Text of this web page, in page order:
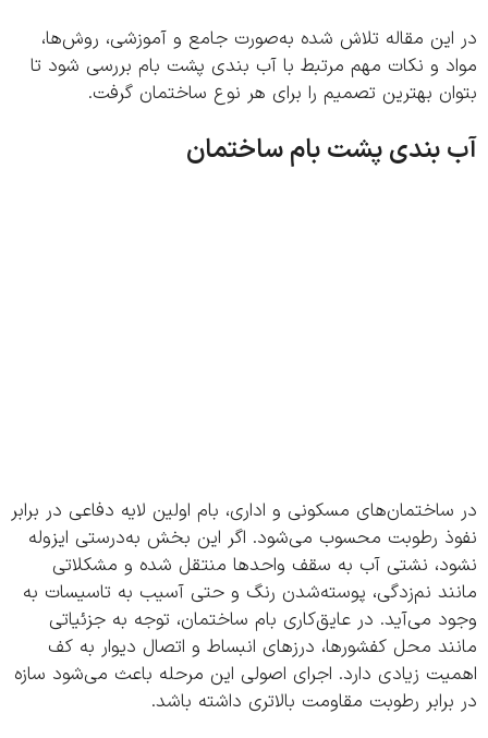
مقاله تلاش شده به‌صورت جامع و آموزشی، روش‌ها،
و نکات مهم مرتبط با آب بندی پشت بام بررسی شود تا
بهترین تصمیم را برای هر نوع ساختمان گرفت.
بندی پشت بام ساختمان
مسکونی و اداری، بام اولین لایه دفاعی در برابر
رطوبت محسوب می‌شود. اگر این بخش به‌درستی ایزوله
نشتی آب به سقف واحدها منتقل شده و مشکلاتی
نم‌زدگی، پوسته‌شدن رنگ و حتی آسیب به تاسیسات به
می‌آید. در عایق‌کاری بام ساختمان، توجه به جزئیاتی
محل کفشورها، درزهای انبساط و اتصال دیوار به کف
زیادی دارد. اجرای اصولی این مرحله باعث می‌شود سازه
رطوبت مقاومت بالاتری داشته باشد.